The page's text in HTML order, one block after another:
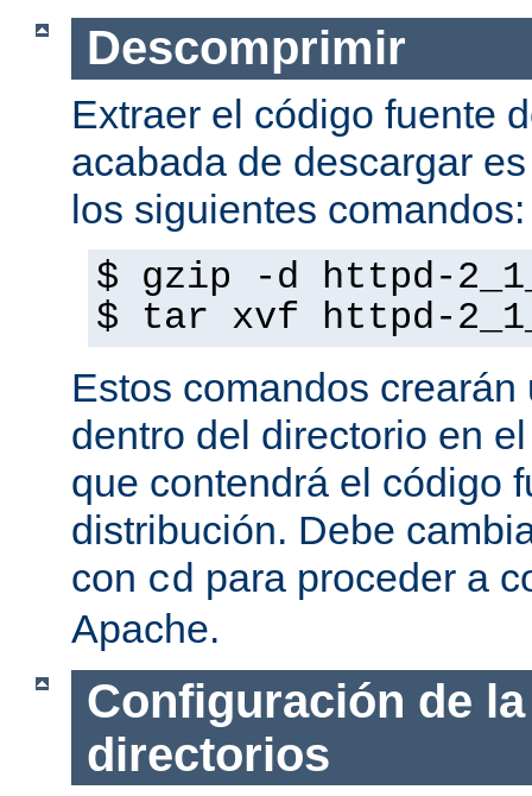
Descomprimir
Extraer el código fuente
acabada de descargar
los siguientes comandos:
$ gzip -d httpd-
$ tar xvf httpd-
Estos comandos
dentro del directorio en
que contendrá el código
distribución. Debe
con cd para proceder a
Apache.
Configuración de
directorios